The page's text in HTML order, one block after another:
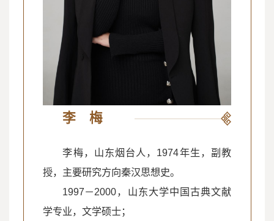
李 梅
李梅，山东烟台人，1974年生，副教
授，主要研究方向秦汉思想史。
1997－2000，山东大学中国古典文献
学专业，文学硕士；